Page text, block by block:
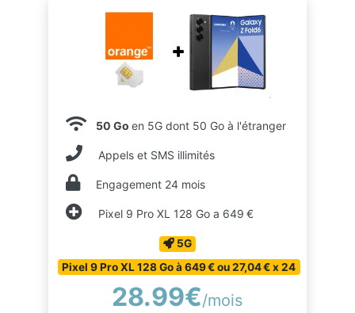
50 Go en 5G dont 50 Go à l'étranger
Appels et SMS illimités
Engagement 24 mois
Pixel 9 Pro XL 128 Go a 649 €
5G
Pixel 9 Pro XL 128 Go à 649 € ou 27,04 € x 24
28.99€/mois